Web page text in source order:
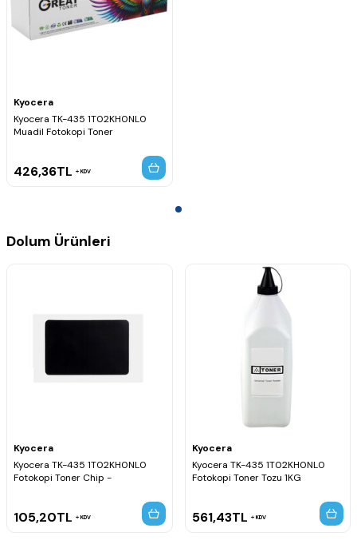
Kyocera
Kyocera TK-435 1T02KH0NL0
Muadil Fotokopi Toner
426,36TL KDV
Dolum Ürünleri
Kyocera
Kyocera TK-435 1T02KH0NL0
Fotokopi Toner Chip -
105,20TL KDV
Kyocera
Kyocera TK-435 1T02KH0NL0
Fotokopi Toner Tozu 1KG
561,43TL KDV